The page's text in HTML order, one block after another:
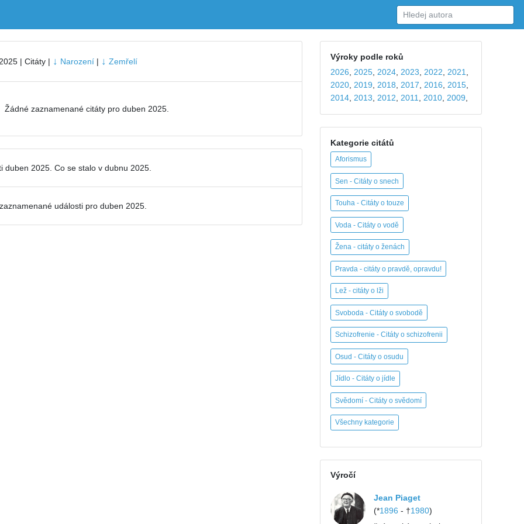
| Citáty | ↓ Narození| ↓ Zemřelí
Žádné zaznamenané citáty pro duben 2025.
duben 2025. Co se stalo v dubnu 2025.
události pro duben 2025.
Výroky podle roků
2026
2025 2024 2023 2022 2021
2020 2019 2018 2017 2016 2015
2014 2013 2012 2011 2010 2009
Kategorie citátů
Aforismus
Sen - Citáty o snech
Touha - Citáty o touze
Voda - Citáty o vodě
Žena - citáty o ženách
Pravda - citáty o pravdě, opravdu!
Lež - citáty o lži
Svoboda - Citáty o svobodě
Schizofrenie - Citáty o schizofrenii
Osud - Citáty o osudu
Jídlo - Citáty o jídle
Svědomí - Citáty o svědomí
Všechny kategorie
Výročí
Jean Piaget
(*1896 - †1980)